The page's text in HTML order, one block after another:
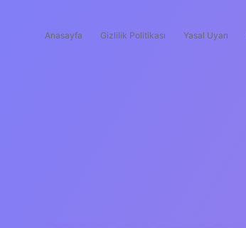
Anasayfa Gizlilik Politikası Yasal Uyarı